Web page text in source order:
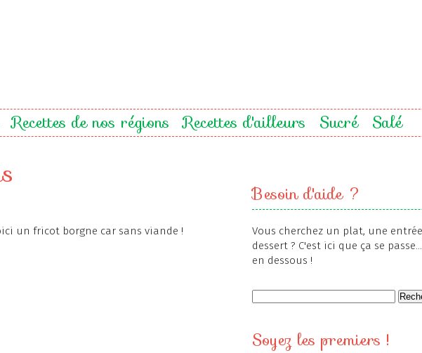
Recettes de nos régions Recettes d'ailleurs Sucré Salé
un fricot borgne car sans viande !
Besoin d'aide ?
Vous cherchez un plat, une
dessert ? C'est ici que ça se
en dessous !
Soyez les premiers !